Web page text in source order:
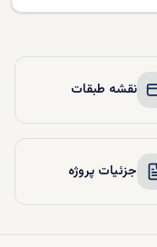
نقشه طبقات
جزئیات پروژه